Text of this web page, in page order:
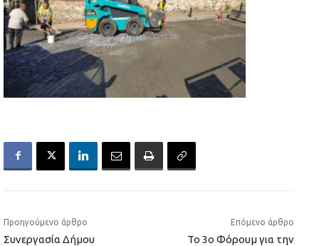
Προηγούμενο άρθρο
Συνεργασία Δήμου
Επόμενο άρθρο
Το 3ο Φόρουμ για την